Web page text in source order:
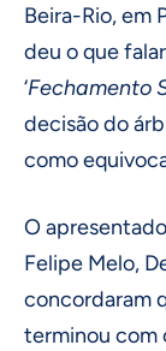
Beira-Rio, em
deu o que
‘Fechamento
decisão do
como
O
Felipe Melo,
concordaram
terminou com